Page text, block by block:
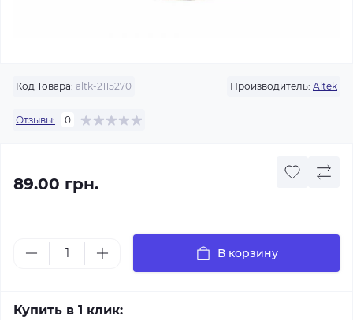
Код Товара: altk-2115270 Производитель: Altek
Отзывы: 0
89.00 грн.
В корзину
Купить в 1 клик: